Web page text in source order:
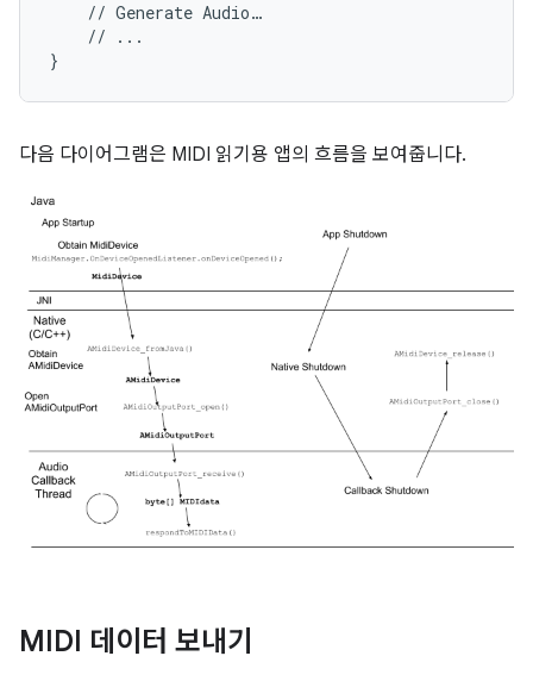
// Generate Audio…
//
...
}
다음 다이어그램은 MIDI 읽기용 앱의 흐름을 보여줍니다.
MIDI 데이터 보내기